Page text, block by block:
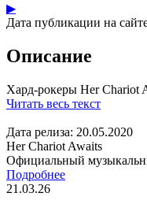
▶
Дата публикации на
Описание
Хард-рокеры Her Chariot
Читать весь текст
Дата релиза: 20.05.2020
Her Chariot Awaits
Официальный
Подробнее
21.03.26